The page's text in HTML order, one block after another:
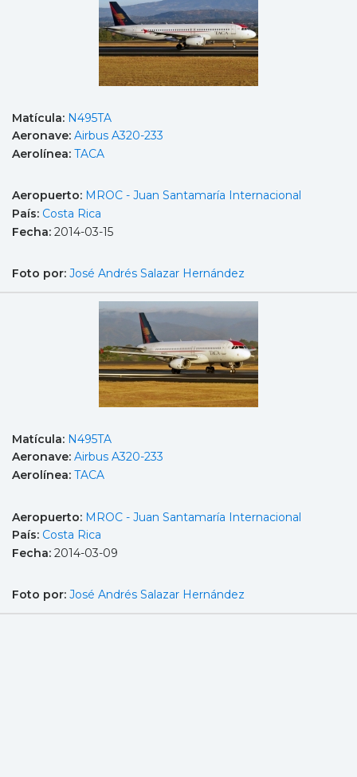
Matícula: N495TA
Aeronave: Airbus A320-233
Aerolínea: TACA
Aeropuerto: MROC - Juan Santamaría Internacional
País: Costa Rica
Fecha: 2014-03-15
Foto por: José Andrés Salazar Hernández
Matícula: N495TA
Aeronave: Airbus A320-233
Aerolínea: TACA
Aeropuerto: MROC - Juan Santamaría Internacional
País: Costa Rica
Fecha: 2014-03-09
Foto por: José Andrés Salazar Hernández